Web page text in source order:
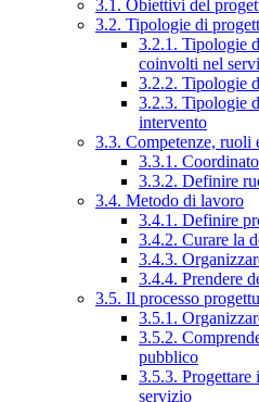
3.1. Obiettivi del
3.2. Tipologie di
3.2.1. Tipologie
coinvolti nel
3.2.2. Tipologie
3.2.3. Tipologie
intervento
3.3. Competenze, ruoli
3.3.1.
3.3.2. Definire
3.4. Metodo di lavoro
3.4.1. Definire
3.4.2. Curare la
3.4.3.
3.4.4. Prendere
3.5. Il processo
3.5.1.
3.5.2.
pubblico
3.5.3. Progettare
servizio